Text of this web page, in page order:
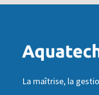
La maîtrise, la